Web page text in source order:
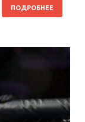
ПОДРОБНЕЕ